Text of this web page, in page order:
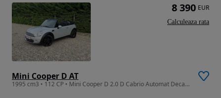
Mini Cooper D AT
1995 cm3 • 112 CP • Mini Cooper D 2.0 D Cabrio Automat Decapotare Electric
8 390 EUR
Calculeaza rata